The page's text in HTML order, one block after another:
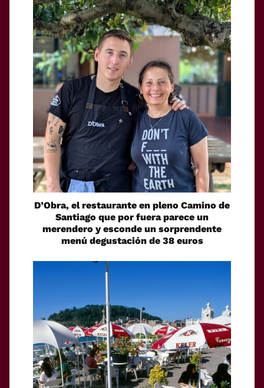
D’Obra, el restaurante en pleno Camino de
Santiago que por fuera parece un
merendero y esconde un sorprendente
menú degustación de 38 euros